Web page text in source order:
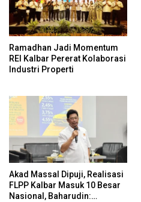
Ramadhan Jadi Momentum
REI Kalbar Pererat Kolaborasi
Industri Properti
Akad Massal Dipuji, Realisasi
FLPP Kalbar Masuk 10 Besar
Nasional, Baharudin: